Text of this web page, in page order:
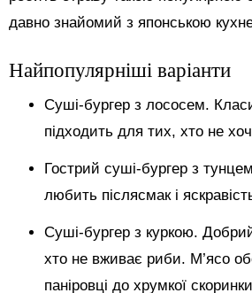
давно знайомий з японською
Найпопулярніші варіанти
Суші-бургер з лососем.
підходить для тих, хто не
Гострий суші-бургер з
любить післясмак і
Суші-бургер з куркою.
хто не вживає риби. М’ясо
паніровці до хрумкої